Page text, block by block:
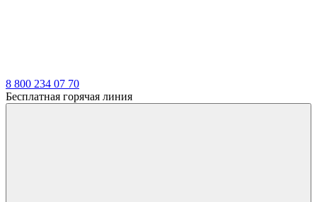
8 800 234 07 70
Бесплатная горячая линия